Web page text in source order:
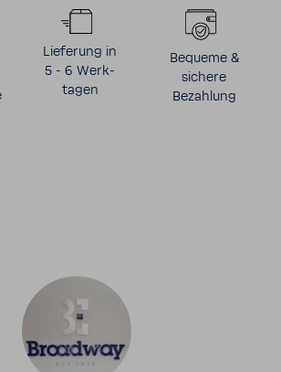
Lieferung in
5 - 6 Werk­
tagen
Bequeme &
sichere
Bezahlung